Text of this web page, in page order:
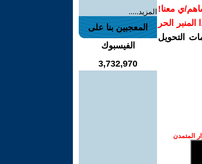
ي معنا!
المنبر الحر
التحويل
المتمدن
المزيد.....
المعجبين بنا على
الفيسبوك
3,732,970